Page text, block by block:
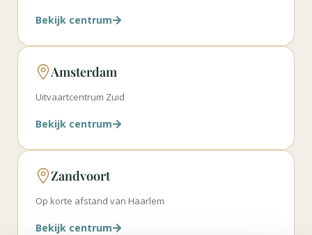
Bekijk centrum
Amsterdam
Uitvaartcentrum Zuid
Bekijk centrum
Zandvoort
Op korte afstand van Haarlem
Bekijk centrum